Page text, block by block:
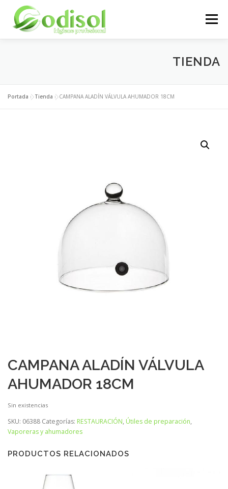
contenido
Menú
ÁREA CLIENTES CONTACTO
TIENDA
Portada »Tienda »CAMPANA ALADÍN VÁLVULA AHUMADOR 18CM
CAMPANA ALADÍN VÁLVULA
AHUMADOR 18CM
Sin existencias
SKU: 06388 Categorías: RESTAURACIÓN, Útiles de preparación,
Vaporeras y ahumadores
PRODUCTOS RELACIONADOS